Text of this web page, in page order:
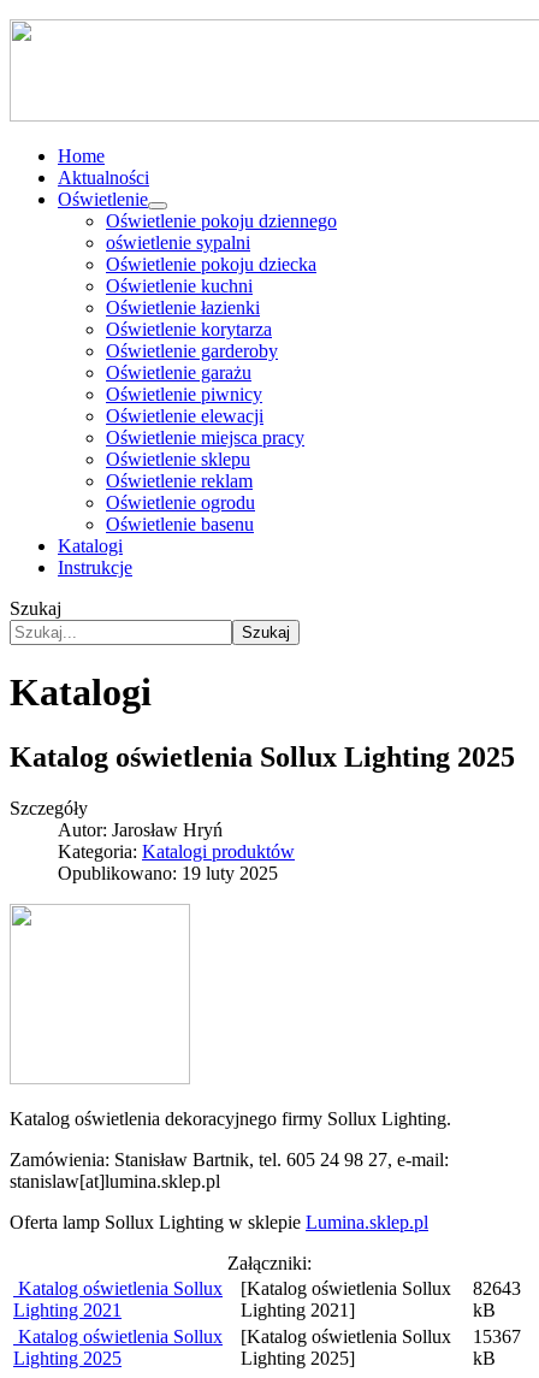
Home
Aktualności
Oświetlenie
Oświetlenie pokoju dziennego
oświetlenie sypalni
Oświetlenie pokoju dziecka
Oświetlenie kuchni
Oświetlenie łazienki
Oświetlenie korytarza
Oświetlenie garderoby
Oświetlenie garażu
Oświetlenie piwnicy
Oświetlenie elewacji
Oświetlenie miejsca pracy
Oświetlenie sklepu
Oświetlenie reklam
Oświetlenie ogrodu
Oświetlenie basenu
Katalogi
Instrukcje
Szukaj
Szukaj
Katalogi
Katalog oświetlenia Sollux Lighting 2025
Szczegóły
Autor: Jarosław Hryń
Kategoria: Katalogi produktów
Opublikowano: 19 luty 2025
Katalog oświetlenia dekoracyjnego firmy Sollux Lighting.
Zamówienia: Stanisław Bartnik, tel. 605 24 98 27, e-mail:
stanislaw[at]lumina.sklep.pl
Oferta lamp Sollux Lighting w sklepie Lumina.sklep.pl
Załączniki:
Katalog oświetlenia Sollux
Lighting 2021
[Katalog oświetlenia Sollux
Lighting 2021]
82643
kB
Katalog oświetlenia Sollux
Lighting 2025
[Katalog oświetlenia Sollux
Lighting 2025]
15367
kB